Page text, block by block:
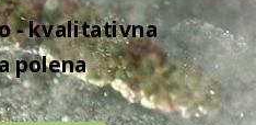
- kvalitativna
polena